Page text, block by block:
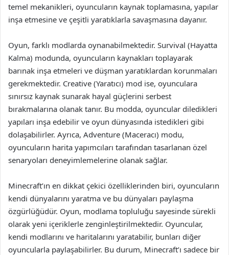
temel mekanikleri, oyuncuların kaynak toplamasına, yapılar
inşa etmesine ve çeşitli yaratıklarla savaşmasına dayanır.
Oyun, farklı modlarda oynanabilmektedir. Survival (Hayatta
Kalma) modunda, oyuncuların kaynakları toplayarak
barınak inşa etmeleri ve düşman yaratıklardan korunmaları
gerekmektedir. Creative (Yaratıcı) mod ise, oyunculara
sınırsız kaynak sunarak hayal güçlerini serbest
bırakmalarına olanak tanır. Bu modda, oyuncular diledikleri
yapıları inşa edebilir ve oyun dünyasında istedikleri gibi
dolaşabilirler. Ayrıca, Adventure (Maceracı) modu,
oyuncuların harita yapımcıları tarafından tasarlanan özel
senaryoları deneyimlemelerine olanak sağlar.
Minecraft’ın en dikkat çekici özelliklerinden biri, oyuncuların
kendi dünyalarını yaratma ve bu dünyaları paylaşma
özgürlüğüdür. Oyun, modlama topluluğu sayesinde sürekli
olarak yeni içeriklerle zenginleştirilmektedir. Oyuncular,
kendi modlarını ve haritalarını yaratabilir, bunları diğer
oyuncularla paylaşabilirler. Bu durum, Minecraft’ı sadece bir